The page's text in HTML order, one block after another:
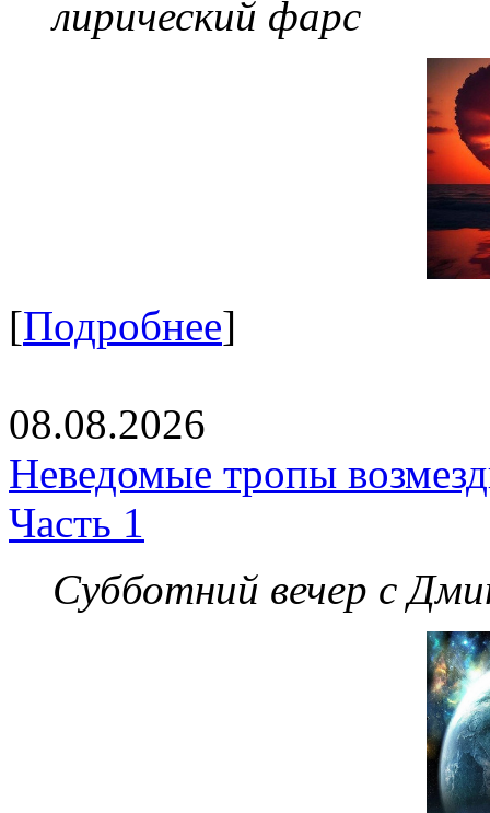
лирический фарс
[Подробнее]
08.08.2026
Неведомые тропы
Часть 1
Субботний вечер с